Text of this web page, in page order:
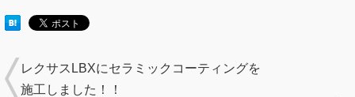
レクサスLBXにセラミックコーティングを
施工しました！！